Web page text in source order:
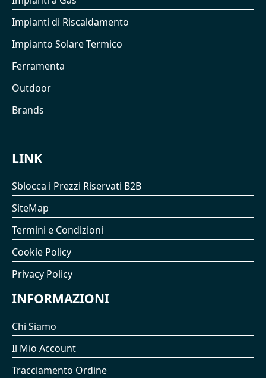
Impianti di Riscaldamento
Impianto Solare Termico
Ferramenta
Outdoor
Brands
LINK
Sblocca i Prezzi Riservati B2B
SiteMap
Termini e Condizioni
Cookie Policy
Privacy Policy
INFORMAZIONI
Chi Siamo
Il Mio Account
Tracciamento Ordine